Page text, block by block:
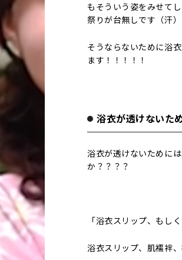
もそういう姿をみせて
祭りが台無しです（汗）
そうならないために浴
ます！！！！！
浴衣が透けないた
浴衣が透けないために
か？？？？
「浴衣スリップ、もし
浴衣スリップ、肌襦袢